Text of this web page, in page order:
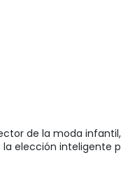
de la moda
elección inteligente